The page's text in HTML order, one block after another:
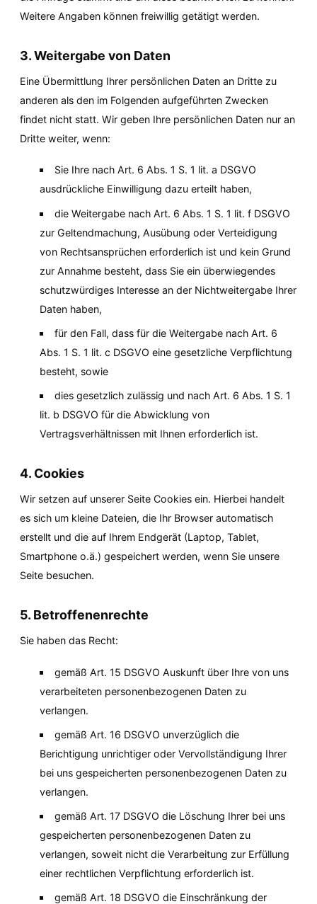
Weitere Angaben können freiwillig getätigt werden.
3. Weitergabe von Daten
Eine Übermittlung Ihrer persönlichen Daten an Dritte zu
anderen als den im Folgenden aufgeführten Zwecken
findet nicht statt. Wir geben Ihre persönlichen Daten nur an
Dritte weiter, wenn:
Sie Ihre nach Art. 6 Abs. 1 S. 1 lit. a DSGVO
ausdrückliche Einwilligung dazu erteilt haben,
die Weitergabe nach Art. 6 Abs. 1 S. 1 lit. f DSGVO
zur Geltendmachung, Ausübung oder Verteidigung
von Rechtsansprüchen erforderlich ist und kein Grund
zur Annahme besteht, dass Sie ein überwiegendes
schutzwürdiges Interesse an der Nichtweitergabe Ihrer
Daten haben,
für den Fall, dass für die Weitergabe nach Art. 6
Abs. 1 S. 1 lit. c DSGVO eine gesetzliche Verpflichtung
besteht, sowie
dies gesetzlich zulässig und nach Art. 6 Abs. 1 S. 1
lit. b DSGVO für die Abwicklung von
Vertragsverhältnissen mit Ihnen erforderlich ist.
4. Cookies
Wir setzen auf unserer Seite Cookies ein. Hierbei handelt
es sich um kleine Dateien, die Ihr Browser automatisch
erstellt und die auf Ihrem Endgerät (Laptop, Tablet,
Smartphone o.ä.) gespeichert werden, wenn Sie unsere
Seite besuchen.
5. Betroffenenrechte
Sie haben das Recht:
gemäß Art. 15 DSGVO Auskunft über Ihre von uns
verarbeiteten personenbezogenen Daten zu
verlangen.
gemäß Art. 16 DSGVO unverzüglich die
Berichtigung unrichtiger oder Vervollständigung Ihrer
bei uns gespeicherten personenbezogenen Daten zu
verlangen.
gemäß Art. 17 DSGVO die Löschung Ihrer bei uns
gespeicherten personenbezogenen Daten zu
verlangen, soweit nicht die Verarbeitung zur Erfüllung
einer rechtlichen Verpflichtung erforderlich ist.
gemäß Art. 18 DSGVO die Einschränkung der